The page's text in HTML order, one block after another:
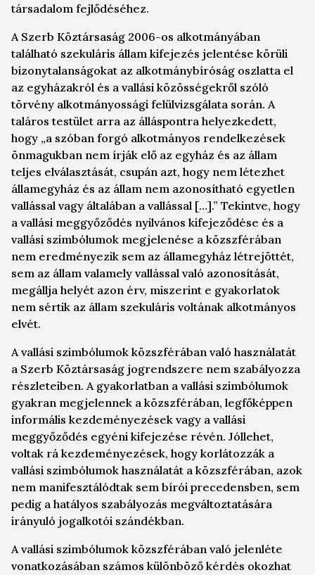
társadalom fejlődéséhez.
A Szerb Köztársaság 2006-os alkotmányában
található szekuláris állam kifejezés jelentése körüli
bizonytalanságokat az alkotmánybíróság oszlatta el
az egyházakról és a vallási közösségekről szóló
törvény alkotmányossági felülvizsgálata során. A
taláros testület arra az álláspontra helyezkedett,
hogy „a szóban forgó alkotmányos rendelkezések
önmagukban nem írják elő az egyház és az állam
teljes elválasztását, csupán azt, hogy nem létezhet
államegyház és az állam nem azonosítható egyetlen
vallással vagy általában a vallással […].” Tekintve, hogy
a vallási meggyőződés nyilvános kifejeződése és a
vallási szimbólumok megjelenése a közszférában
nem eredményezik sem az államegyház létrejöttét,
sem az állam valamely vallással való azonosítását,
megállja helyét azon érv, miszerint e gyakorlatok
nem sértik az állam szekuláris voltának alkotmányos
elvét.
A vallási szimbólumok közszférában való használatát
a Szerb Köztársaság jogrendszere nem szabályozza
részleteiben. A gyakorlatban a vallási szimbólumok
gyakran megjelennek a közszférában, legfőképpen
informális kezdeményezések vagy a vallási
meggyőződés egyéni kifejezése révén. Jóllehet,
voltak rá kezdeményezések, hogy korlátozzák a
vallási szimbólumok használatát a közszférában, azok
nem manifesztálódtak sem bírói precedensben, sem
pedig a hatályos szabályozás megváltoztatására
irányuló jogalkotói szándékban.
A vallási szimbólumok közszférában való jelenléte
vonatkozásában számos különböző kérdés okozhat